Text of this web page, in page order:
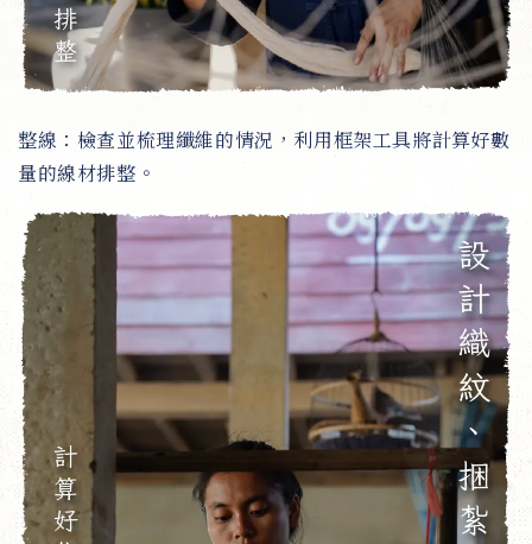
整線：檢查並梳理纖維的情況，利用框架工具將計算好數
量的線材排整。